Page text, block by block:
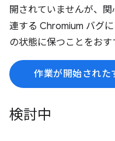
開されていませんが、
連する Chromium バグ
の状態に保つことをおす
作業が開始された
検討中